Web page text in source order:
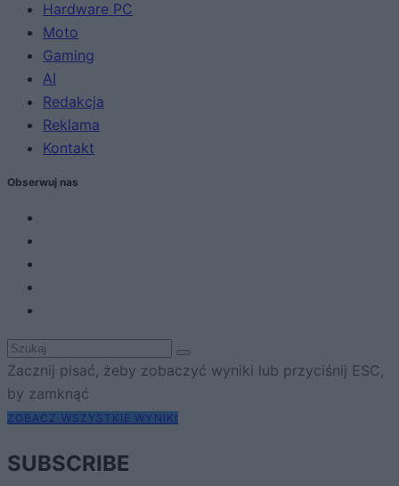
Hardware PC
Moto
Gaming
AI
Redakcja
Reklama
Kontakt
Obserwuj nas
Zacznij pisać, żeby zobaczyć wyniki lub przyciśnij ESC,
by zamknąć
ZOBACZ WSZYSTKIE WYNIKI
SUBSCRIBE